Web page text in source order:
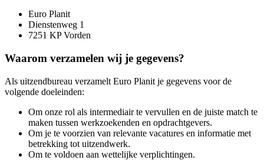
Euro Planit
Dienstenweg 1
7251 KP Vorden
Waarom verzamelen wij je gegevens?
Als uitzendbureau verzamelt Euro Planit je gegevens voor de
volgende doeleinden:
Om onze rol als intermediair te vervullen en de juiste match te
maken tussen werkzoekenden en opdrachtgevers.
Om je te voorzien van relevante vacatures en informatie met
betrekking tot uitzendwerk.
Om te voldoen aan wettelijke verplichtingen.